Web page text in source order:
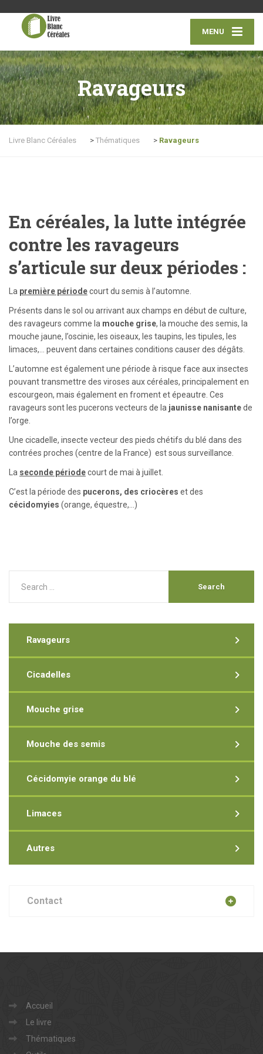
MENU
Ravageurs
Livre Blanc Céréales > Thématiques > Ravageurs
En céréales, la lutte intégrée
contre les ravageurs
s’articule sur deux périodes :
La première périodecourt du semis à l’automne.
Présents dans le sol ou arrivant aux champs en début de culture,
des ravageurs comme la mouche grise, la mouche des semis, la
mouche jaune, l’oscinie, les oiseaux, les taupins, les tipules, les
limaces,… peuvent dans certaines conditions causer des dégâts.
L’automne est également une période à risque face aux insectes
pouvant transmettre des viroses aux céréales, principalement en
escourgeon, mais également en froment et épeautre. Ces
ravageurs sont les pucerons vecteurs de la jaunisse nanisantede
l’orge.
Une cicadelle, insecte vecteur des pieds chétifs du blé dans des
contrées proches (centre de la France) est sous surveillance.
La seconde périodecourt de mai à juillet.
C’est la période des pucerons, des criocères et des
cécidomyies (orange, équestre,…)
Ravageurs
Cicadelles
Mouche grise
Mouche des semis
Cécidomyie orange du blé
Limaces
Autres
Contact
Accueil
Le livre
Thématiques